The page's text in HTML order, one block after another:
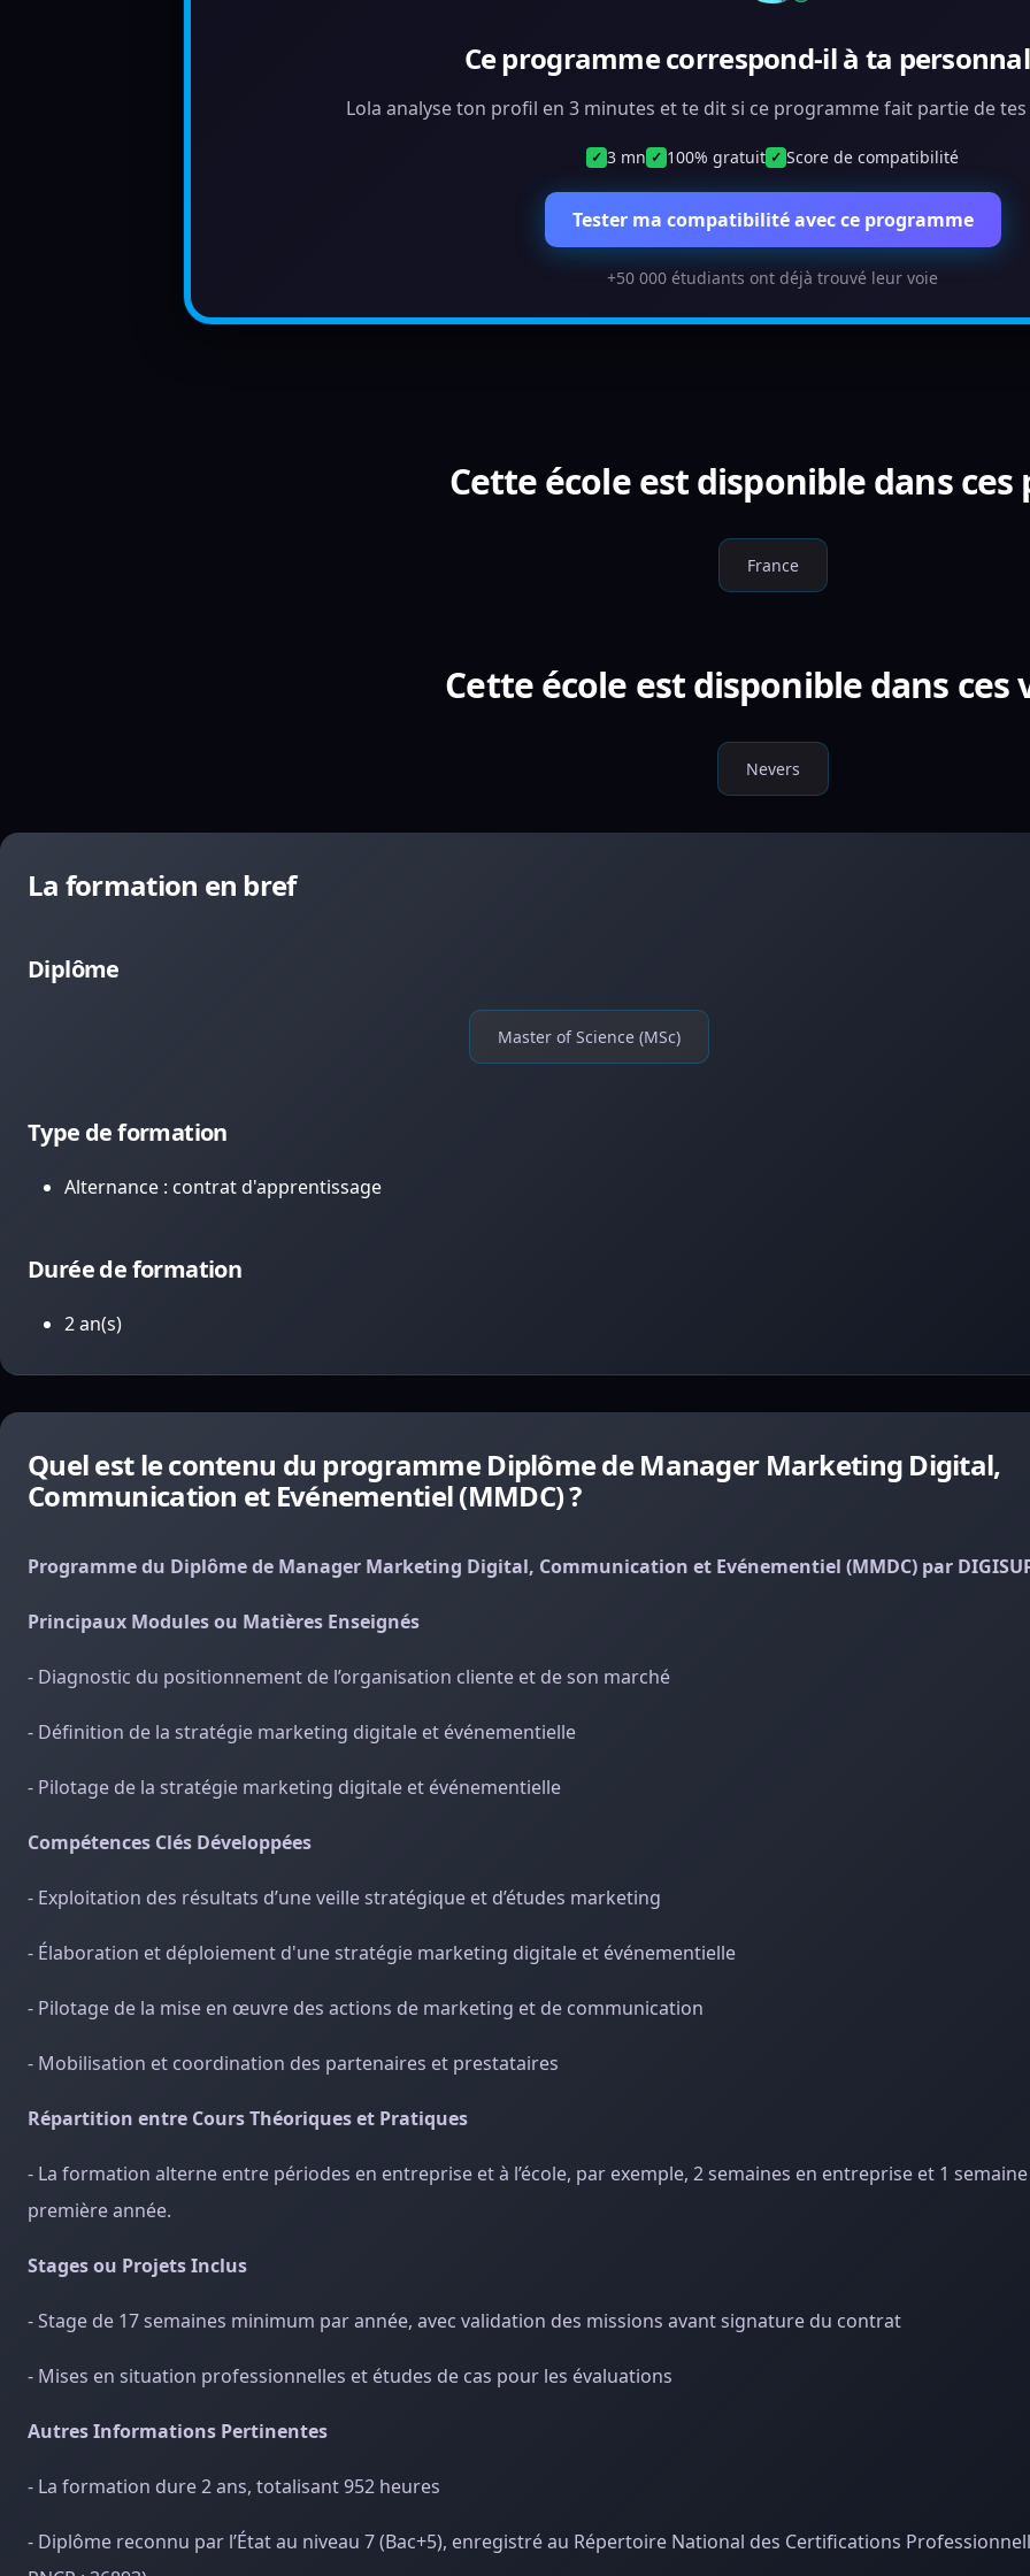
Ce programme correspond-il à ta
Lola analyse ton profil en 3 minutes et te dit si ce programme fait partie de
✓ 3 mn ✓ 100% gratuit ✓ Score de compatibilité
Tester ma compatibilité avec ce programme
+50 000 étudiants ont déjà trouvé leur voie
Cette école est disponible dans ces
France
Cette école est disponible dans ces
Nevers
La formation en bref
Diplôme
Master of Science (MSc)
Type de formation
Alternance : contrat d'apprentissage
Durée de formation
2 an(s)
Quel est le contenu du programme Diplôme de Manager Marketing Digital,
Communication et Evénementiel (MMDC) ?
Programme du Diplôme de Manager Marketing Digital, Communication et Evénementiel (MMDC) par
Principaux Modules ou Matières Enseignés
- Diagnostic du positionnement de l’organisation cliente et de son marché
- Définition de la stratégie marketing digitale et événementielle
- Pilotage de la stratégie marketing digitale et événementielle
Compétences Clés Développées
- Exploitation des résultats d’une veille stratégique et d’études marketing
- Élaboration et déploiement d'une stratégie marketing digitale et événementielle
- Pilotage de la mise en œuvre des actions de marketing et de communication
- Mobilisation et coordination des partenaires et prestataires
Répartition entre Cours Théoriques et Pratiques
- La formation alterne entre périodes en entreprise et à l’école, par exemple, 2 semaines en entreprise et 1 semaine
première année.
Stages ou Projets Inclus
- Stage de 17 semaines minimum par année, avec validation des missions avant signature du contrat
- Mises en situation professionnelles et études de cas pour les évaluations
Autres Informations Pertinentes
- La formation dure 2 ans, totalisant 952 heures
- Diplôme reconnu par l’État au niveau 7 (Bac+5), enregistré au Répertoire National des Certifications